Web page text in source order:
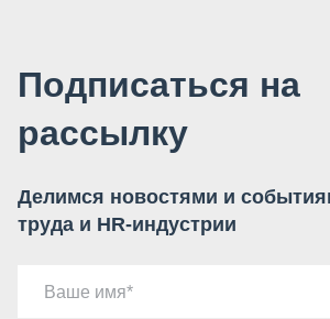
Подписаться на
рассылку
Делимся новостями и
труда и HR-индустрии
Ваше имя